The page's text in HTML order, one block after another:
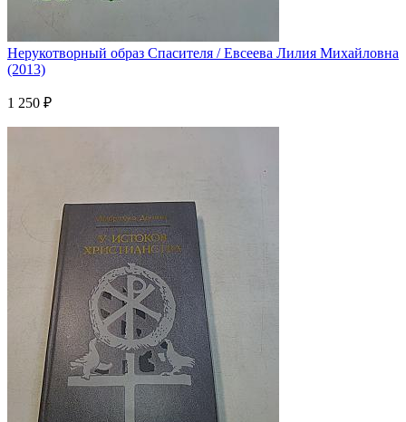
Нерукотворный образ Спасителя / Евсеева Лилия Михайловна
(2013)
1 250 ₽